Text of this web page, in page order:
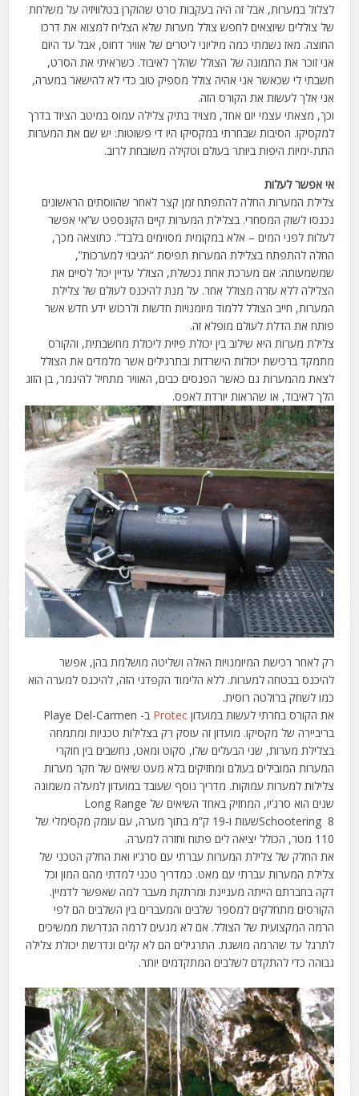
לצלול במערות, אבל זה היה בעקבות סרט שהוקרן בטלוויזיה על משלחת
של צוללים שיוצאים לחפש צולל מערות שלא הצליח למצוא את דרכו
החוצה. מאז נשמתי כמה מיליוני ליטרים של אוויר דחוס, אבל עד היום
אני זוכר את התמונה של הצולל שהלך לאיבוד. כשראיתי את הסרט,
חשבתי לי שכאשר אני אהיה צולל מספיק טוב כדי לא להישאר במערה,
אני אלך לעשות את הקורס הזה.
וכך, מצאתי עצמי יום אחד, מצויד בתיק צלילה עמוס במיטב הציוד בדרך
למקסיקו. הסיבות שבחרתי במקסיקו היו די פשוטות: יש שם את המערות
התת-ימיות היפות ביותר בעולם וטקילה משובחת לרוב.
אי אפשר לעלות
צלילת המערות החלה להתפתח זמן קצר לאחר שהווסתים הראשונים
נכנסו לשוק המסחרי. בצלילת המערות קיים הקונספט ש”אי אפשר
לעלות לפני המים – אלא במקומית מסוימים בלבד”. כתוצאה מכך,
החלה להתפתח בצלילת המערות תפיסת “הגיבוי למערכות”,
שמשמעותה: אם מערכת אחת נכשלת, הצולל עדיין יכול לסיים את
הצלילה ללא עזרה מצולל אחר. על מנת להיכנס לעולם של צלילת
המערות, חייב הצולל ללמוד מיומנויות חדשות ולרכוש ידע חדש אשר
פותח את הדלת לעולם מופלא זה.
צלילת מערות היא שילוב בין יכולת פיזית ליכולת מחשבתית, והקורס
מתמקד ברכישת יכולות הישרדות ובתרגילים אשר מלמדים את הצולל
לצאת מהמערות גם כאשר הפנסים כבים, האוויר מתחיל להיגמר, בן הזוג
הלך לאיבוד, או שהראות יורדת לאפס.
רק לאחר רכישת המיומנויות האלה ושליטה מושלמת בהן, אפשר
להיכנס בבטחה למערות. ללא הלימוד הקפדני הזה, להיכנס למערה הוא
כמו לשחק ברולטה רוסית.
את הקורס בחרתי לעשות במועדוןProtec
ב- Playe Del-Carmen
בריביירה של מקסיקו. מועדון זה עוסק רק בצלילות טכניות ומתמחה
בצלילת מערות, שני הבעלים שלו, סקוט ומאט, נחשבים בין חוקרי
המערות המובילים בעולם ומחזיקים בלא מעט שיאים של חקר מערות
צלילות למערות עמוקות. מדריך נוסף שעובד במועדון למעלה משמונה
שנים הוא סרג’יו, המחזיק באחד השיאים של Long Range
Schootering 8שעות ו-19 ק”מ בתוך מערה, עם עומק מקסימלי של
110 מטר, הכולל יציאה לים פתוח וחזרה למערה.
את החלק של צלילת המערות עברתי עם סרג’יו ואת החלק הטכני של
צלילת המערות עברתי עם מאט. כמדריך טכני למדתי מהם המון וכל
דקה בחברתם הייתה מעניינת ומרתקת מעבר למה שאפשר לדמיין.
הקורסים מתחלקים למספר שלבים והמעברים בין השלבים הם לפי
הרמה המקצועית של הצולל. אם לא מגעים לרמה הנדרשת ממשיכים
לתרגל עד שהרמה מושגת. התרגילים הם לא קלים ונדרשת יכולת צלילה
גבוהה כדי להתקדם לשלבים המתקדמים יותר.